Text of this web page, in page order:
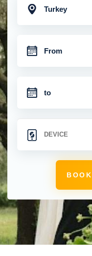
Turkey